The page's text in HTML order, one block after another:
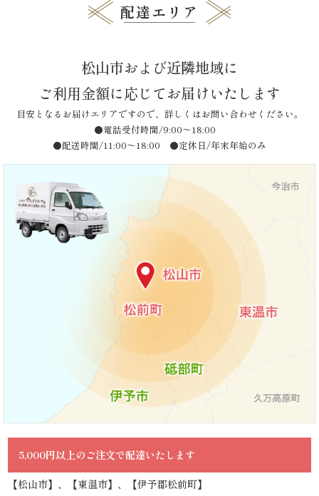
リ
ズ
す
み
食》
配達エリア
松山市および近隣地域に
ご利用金額に応じてお届けいたします
目安となるお届けエリアですので、詳しくはお問い合わせください。
●電話受付時間/9:00〜18:00
●配送時間/11:00〜18:00 ●定休日/年末年始のみ
5,000円以上のご注文で配達いたします
【松山市】、【東温市】、【伊予郡松前町】